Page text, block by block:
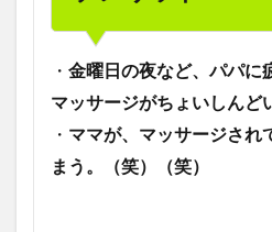
・ 金曜日の夜など、パパに
マッサージがちょいしんど
・ ママが、マッサージされ
まう。（笑）（笑）